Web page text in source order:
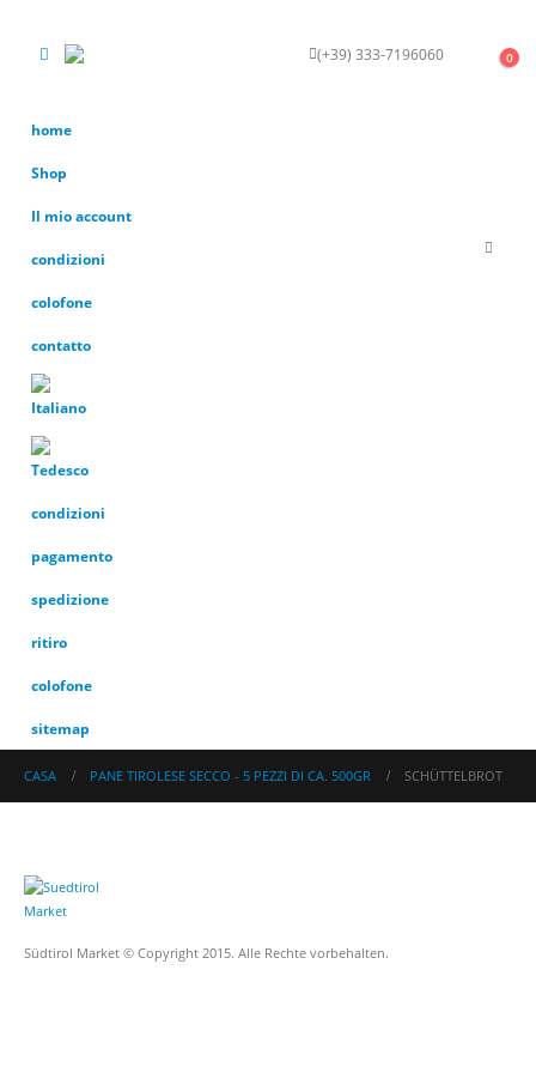
(+39) 333-7196060 KONTAKT0
home
Shop
Il mio account
condizioni
colofone
contatto
condizioni
pagamento
spedizione
ritiro
colofone
sitemap
CASA PANE TIROLESE SECCO - 5 PEZZI DI CA. 500GR SCHÜTTELBROT
Südtirol Market © Copyright 2015. Alle Rechte vorbehalten.